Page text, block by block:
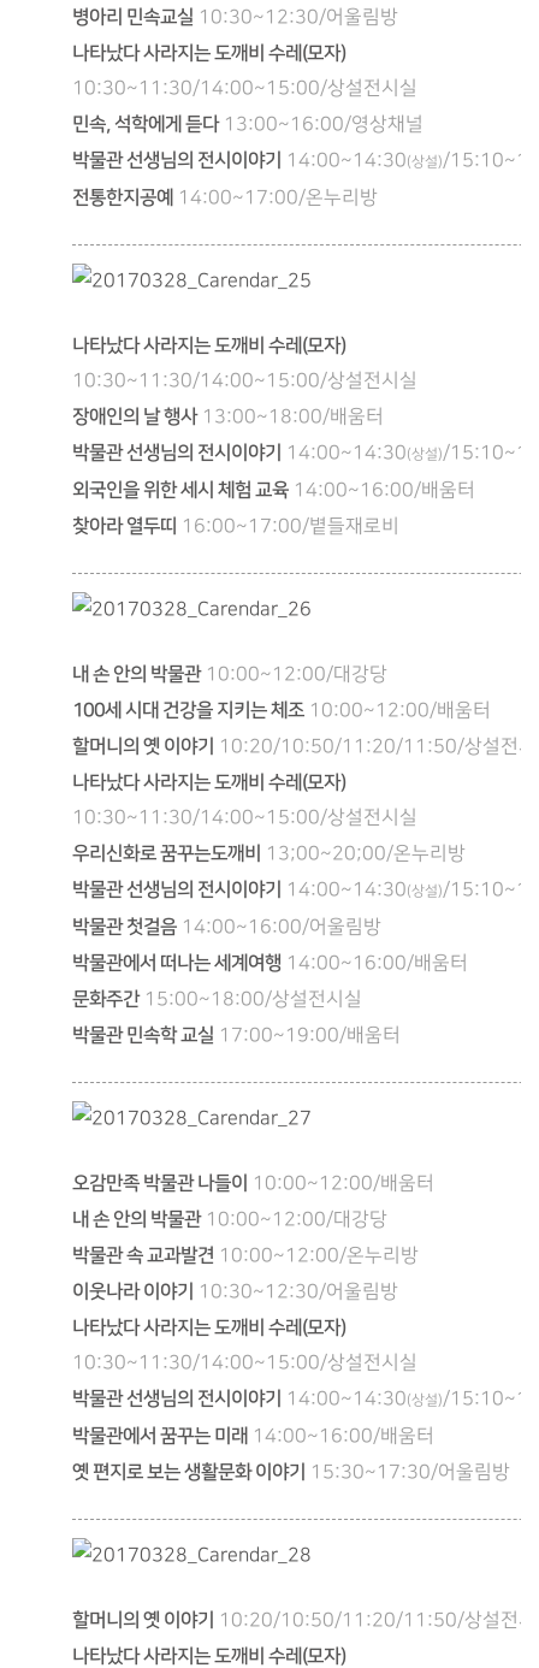
병아리 민속교실 10:30~12:30/어울림방
나타났다 사라지는 도깨비 수레(모자)
10:30~11:30/14:00~15:00/상설전시실
민속, 석학에게 듣다 13:00~16:00/영상채널
박물관 선생님의 전시이야기 14:00~14:30(상설)/
전통한지공예 14:00~17:00/온누리방
나타났다 사라지는 도깨비 수레(모자)
10:30~11:30/14:00~15:00/상설전시실
장애인의 날 행사 13:00~18:00/배움터
박물관 선생님의 전시이야기 14:00~14:30(상설)/
외국인을 위한 세시 체험 교육 14:00~16:00/배움터
찾아라 열두띠 16:00~17:00/볕들재로비
내 손 안의 박물관 10:00~12:00/대강당
100세 시대 건강을 지키는 체조 10:00~12:00/배움터
할머니의 옛 이야기 10:20/10:50/11:20/11:50/상설전시
나타났다 사라지는 도깨비 수레(모자)
10:30~11:30/14:00~15:00/상설전시실
우리신화로 꿈꾸는도깨비 13;00~20;00/온누리방
박물관 선생님의 전시이야기 14:00~14:30(상설)/
박물관 첫걸음 14:00~16:00/어울림방
박물관에서 떠나는 세계여행 14:00~16:00/배움터
문화주간 15:00~18:00/상설전시실
박물관 민속학 교실 17:00~19:00/배움터
오감만족 박물관 나들이 10:00~12:00/배움터
내 손 안의 박물관 10:00~12:00/대강당
박물관 속 교과발견 10:00~12:00/온누리방
이웃나라 이야기 10:30~12:30/어울림방
나타났다 사라지는 도깨비 수레(모자)
10:30~11:30/14:00~15:00/상설전시실
박물관 선생님의 전시이야기 14:00~14:30(상설)/
박물관에서 꿈꾸는 미래 14:00~16:00/배움터
옛 편지로 보는 생활문화 이야기 15:30~17:30/어울림방
할머니의 옛 이야기 10:20/10:50/11:20/11:50/상설전시
나타났다 사라지는 도깨비 수레(모자)